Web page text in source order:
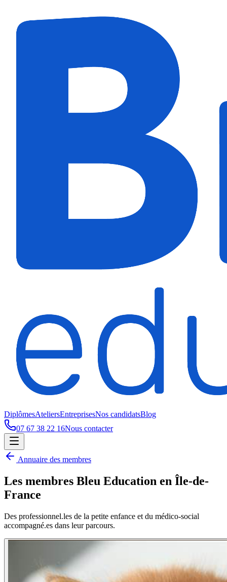
DiplômesAteliersEntreprisesNos candidatsBlog
07 67 38 22 16Nous contacter
Annuaire des membres
Les membres Bleu Education en Île-de-
France
Des professionnel.les de la petite enfance et du médico-social
accompagné.es dans leur parcours.